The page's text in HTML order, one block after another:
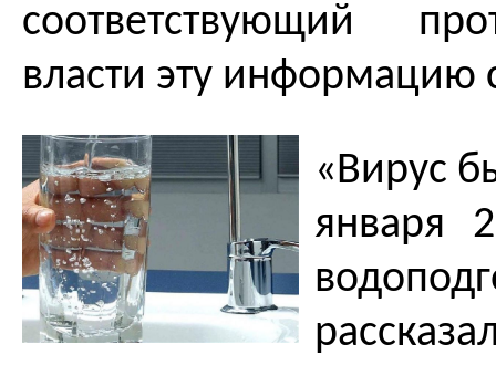
соответствующий
власти эту информацию
«Вирус
января